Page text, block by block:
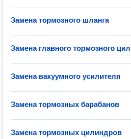
Замена тормозного шланга
Замена главного тормозного
Замена вакуумного усилителя
Замена тормозных барабанов
Замена тормозных цилиндров